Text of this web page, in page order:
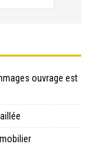
ouvrage est